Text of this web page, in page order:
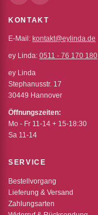
KONTAKT
E-Mail: kontakt@eylinda.de
ey Linda: 0511 - 76 170 180
ey Linda
Stephanusstr. 17
30449 Hannover
Öffnungszeiten:
Mo - Fr 11-14 + 15-18:30
Sa 11-14
SERVICE
Bestellvorgang
Lieferung & Versand
Zahlungsarten